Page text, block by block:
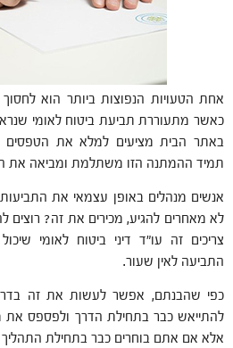
אחת הטעויות הנפוצות ביותר הוא לחסוך
כאשר מתעוררת תביעת ביטוח לאומי
באתר הבית מציעים למלא את הטפסים
תמיד ההמתנה הזו משתלמת ומביאה את
אנשים מנהלים באופן עצמאי את
לא מאחרים להגיע, מכירים את זה?
צריכים זה עו"ד דיני ביטוח לאומי
התביעה לאין שעור.
כפי שהבנתם, אפשר לעשות את זה
להתייאש כבר בתחילת הדרך ולפספס
אלא אם אתם בוחרים כבר בתחילת התהליך